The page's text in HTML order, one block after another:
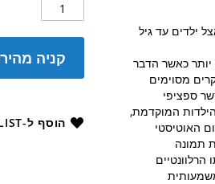
קניה
הוסף ל-WISHLIST
ילדים עד גיל
יותר כאשר הדבר
ספציפי
המוקדמת,
תמונה